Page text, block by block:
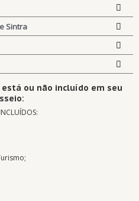
Sintra
está ou não incluído em seu